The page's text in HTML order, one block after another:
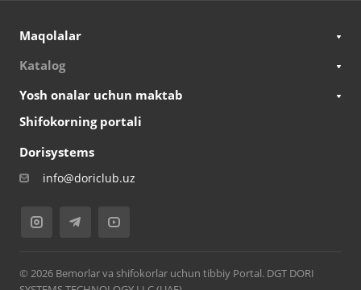
Maqolalar
Katalog
Yosh onalar uchun maktab
Shifokorning portali
Dorisystems
info@doriclub.uz
© 2026 Bemorlar va shifokorlar uchun tibbiy Portal. DGT DORI